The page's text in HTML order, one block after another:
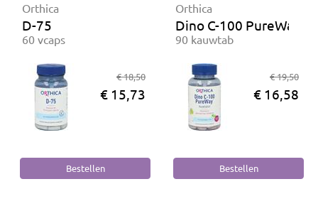
Orthica
D-75
60 vcaps
€ 18,50
€ 15,73
Orthica
Dino C-100 PureWay
90 kauwtab
€ 19,50
€ 16,58